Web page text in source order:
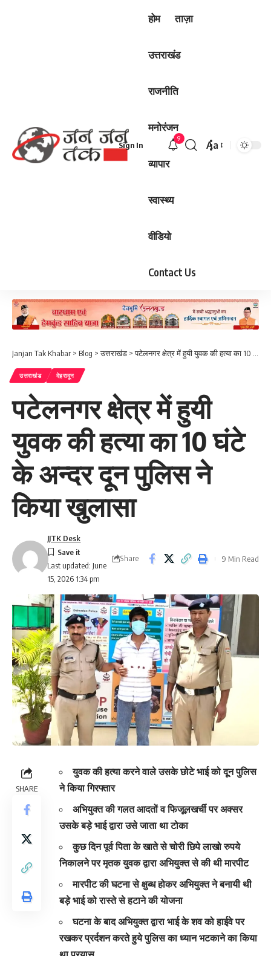
होम ताज़ा
उत्तराखंड
राजनीति
मनोरंजन
व्यापार
स्वास्थ्य
वीडियो
Contact Us
Sign In
9
Font
Aa
Janjan Tak Khabar > Blog >उत्तराखंड >पटेलनगर क्षेत्र में हुयी युवक की हत्या का 10 घंटे के अन्दर दून पुलिस ने किया खुलासा
उत्तराखंड देहरादून
पटेलनगर क्षेत्र में हुयी
युवक की हत्या का 10 घंटे
के अन्दर दून पुलिस ने
किया खुलासा
Last updated: June
15, 2026 1:34 pm
JJTK Desk
Share 9 Min Read
SHARE
युवक की हत्या करने वाले उसके छोटे भाई को दून पुलिस
ने किया गिरफ्तार
अभियुक्त की गलत आदतों व फिजूलखर्ची पर अक्सर
उसके बड़े भाई द्वारा उसे जाता था टोका
कुछ दिन पूर्व पिता के खाते से चोरी छिपे लाखो रुपये
निकालने पर मृतक युवक द्वारा अभियुक्त से की थी मारपीट
मारपीट की घटना से क्षुब्ध होकर अभियुक्त ने बनायी थी
बड़े भाई को रास्ते से हटाने की योजना
घटना के बाद अभियुक्त द्वारा भाई के शव को हाईवे पर
रखकर प्रर्दशन करते हुये पुलिस का ध्यान भटकाने का किया